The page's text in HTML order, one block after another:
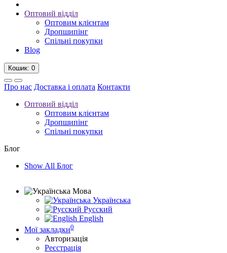
Оптовий відділ
Оптовим клієнтам
Дропшипінг
Спільні покупки
Blog
Кошик: 0
Про нас Доставка і оплата Контакти
Оптовий відділ
Оптовим клієнтам
Дропшипінг
Спільні покупки
Блог
Show All Блог
Мова
Українська
Русский
English
Мої закладки0
Авторизація
Реєстрація